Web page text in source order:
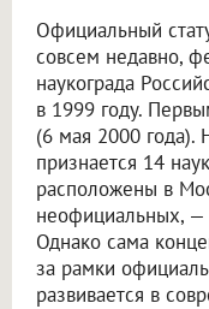
Официальный
совсем недавно,
наукограда
в 1999 году.
(6 мая 2000 года).
признается 14
расположены в
неофициальных, —
Однако сама
за рамки
развивается в